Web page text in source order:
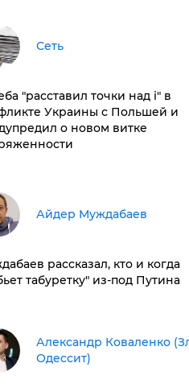
Сеть
"расставил точки над і" в
Украины с Польшей и
о новом витке
Айдер Муждабаев
рассказал, кто и когда
табуретку" из-под Путина
Александр Коваленко
Одессит)